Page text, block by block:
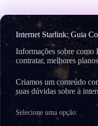
para
o
conteúdoInternet Starlink: Guia
Informações sobre como
contratar, melhores
Criamos um conteúdo
suas dúvidas sobre a
Selecione uma opção: